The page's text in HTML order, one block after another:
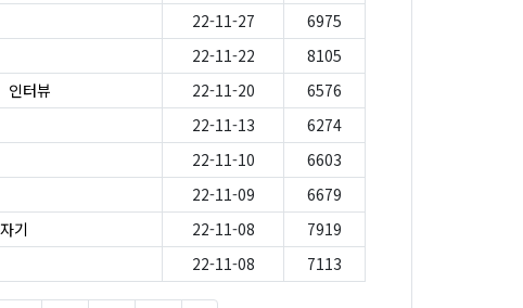
22-11-27
6975
22-11-22
8105
인터뷰 22-11-20
6576
22-11-13
6274
22-11-10
6603
22-11-09
6679
기 22-11-08
7919
22-11-08 7113